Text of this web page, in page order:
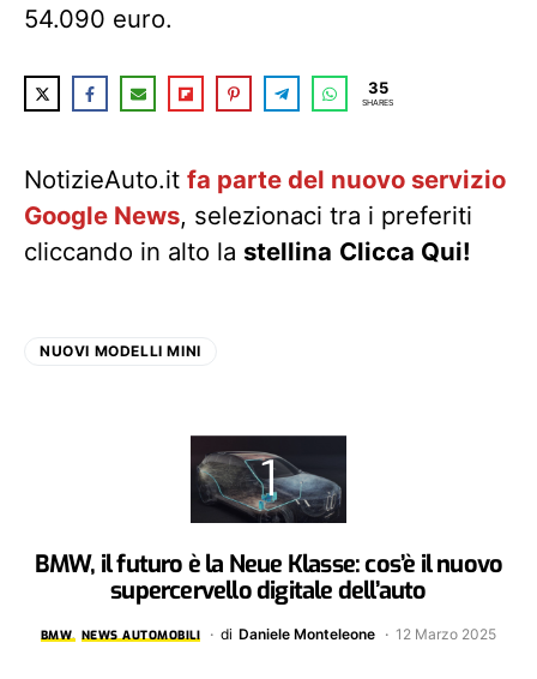
54.090 euro.
35
SHARES
NotizieAuto.it fa parte del nuovo servizio
Google News, selezionaci tra i preferiti
cliccando in alto la stellina Clicca Qui!
NUOVI MODELLI MINI
BMW, il futuro è la Neue Klasse: cos’è il nuovo
supercervello digitale dell’auto
BMW NEWS AUTOMOBILI di Daniele Monteleone 12 Marzo 2025